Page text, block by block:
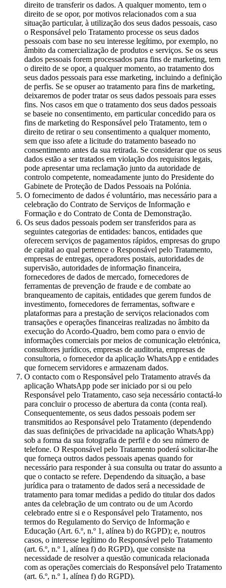
direito de transferir os dados. A qualquer momento, tem o
direito de se opor, por motivos relacionados com a sua
situação particular, à utilização dos seus dados pessoais, caso
o Responsável pelo Tratamento processe os seus dados
pessoais com base no seu interesse legítimo, por exemplo, no
âmbito da comercialização de produtos e serviços. Se os seus
dados pessoais forem processados para fins de marketing, tem
o direito de se opor, a qualquer momento, ao tratamento dos
seus dados pessoais para esse marketing, incluindo a definição
de perfis. Se se opuser ao tratamento para fins de marketing,
deixaremos de poder tratar os seus dados pessoais para esses
fins. Nos casos em que o tratamento dos seus dados pessoais
se baseie no consentimento, em particular concedido para os
fins de marketing do Responsável pelo Tratamento, tem o
direito de retirar o seu consentimento a qualquer momento,
sem que isso afete a licitude do tratamento baseado no
consentimento antes da sua retirada. Se considerar que os seus
dados estão a ser tratados em violação dos requisitos legais,
pode apresentar uma reclamação junto da autoridade de
controlo competente, nomeadamente junto do Presidente do
Gabinete de Proteção de Dados Pessoais na Polónia.
O fornecimento de dados é voluntário, mas necessário para a
celebração do Contrato de Serviços de Informação e
Formação e do Contrato de Conta de Demonstração.
Os seus dados pessoais podem ser transferidos para as
seguintes categorias de entidades: bancos, entidades que
oferecem serviços de pagamentos rápidos, empresas do grupo
de capital ao qual pertence o Responsável pelo Tratamento,
empresas de entregas, operadores postais, autoridades de
supervisão, autoridades de informação financeira,
fornecedores de dados de mercado, fornecedores de
ferramentas de prevenção de fraude e de combate ao
branqueamento de capitais, entidades que gerem fundos de
investimento, fornecedores de ferramentas, software e
plataformas para a prestação de serviços relacionados com
transações e operações financeiras realizadas no âmbito da
execução do Acordo-Quadro, bem como para o envio de
informações comerciais por meios de comunicação eletrónica,
consultores jurídicos, empresas de auditoria, empresas de
consultoria, o fornecedor da aplicação WhatsApp e entidades
que fornecem servidores e armazenam dados.
O contacto com o Responsável pelo Tratamento através da
aplicação WhatsApp pode ser iniciado por si ou pelo
Responsável pelo Tratamento, caso seja necessário contactá-lo
para concluir o processo de abertura da conta (conta real).
Consequentemente, os seus dados pessoais podem ser
transmitidos ao Responsável pelo Tratamento (dependendo
das suas definições de privacidade na aplicação WhatsApp)
sob a forma da sua fotografia de perfil e do seu número de
telefone. O Responsável pelo Tratamento poderá solicitar-lhe
que forneça outros dados pessoais apenas quando for
necessário para responder à sua consulta ou tratar do assunto a
que o contacto se refere. Dependendo da situação, a base
jurídica para o tratamento de dados será a necessidade de
tratamento para tomar medidas a pedido do titular dos dados
antes da celebração de um contrato ou de um Acordo
celebrado entre si e o Responsável pelo Tratamento, nos
termos do Regulamento do Serviço de Informação e
Educação (Art. 6.º, n.º 1, alínea b) do RGPD); e, noutros
casos, o interesse legítimo do Responsável pelo Tratamento
(art. 6.º, n.º 1, alínea f) do RGPD), que consiste na
necessidade de resolver a questão comunicada relacionada
com as operações comerciais do Responsável pelo Tratamento
(art. 6.º, n.º 1, alínea f) do RGPD).